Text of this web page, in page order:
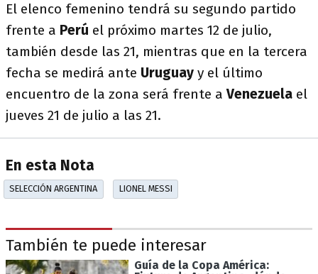
El elenco femenino tendrá su segundo partido
frente a Perú el próximo martes 12 de julio,
también desde las 21, mientras que en la tercera
fecha se medirá ante Uruguay y el último
encuentro de la zona será frente aVenezuela el
jueves 21 de julio a las 21.
En esta Nota
SELECCIÓN ARGENTINA LIONEL MESSI
También te puede interesar
Guía de la Copa América: